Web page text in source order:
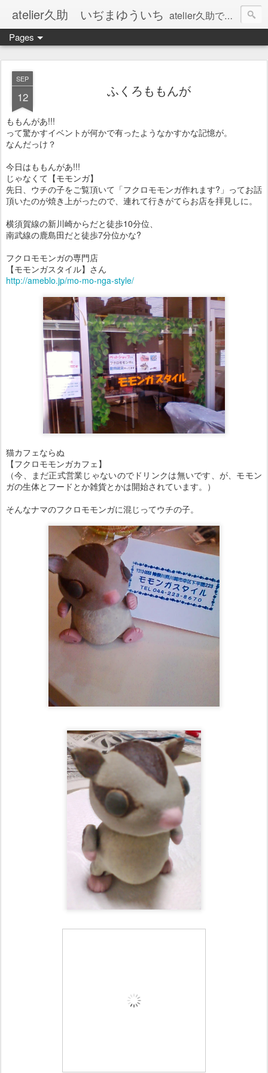
atelier久助 いぢまゆういち atelier久助では土と火から暖かなモノたちを生み出しています。 ご覧になられた方が和んで頂ければ幸いです。
Pages
SEP
12 ふくろももんが
ももんがあ!!!
って驚かすイベントが何かで有ったようなかすかな記憶が。
なんだっけ？
今日はももんがあ!!!
じゃなくて【モモンガ】
先日、ウチの子をご覧頂いて「フクロモモンガ作れます?」ってお話
頂いたのが焼き上がったので、連れて行きがてらお店を拝見しに。
横須賀線の新川崎からだと徒歩10分位、
南武線の鹿島田だと徒歩7分位かな?
フクロモモンガの専門店
【モモンガスタイル】さん
http://ameblo.jp/mo-mo-nga-style/
猫カフェならぬ
【フクロモモンガカフェ】
（今、まだ正式営業じゃないのでドリンクは無いです、が、モモン
ガの生体とフードとか雑貨とかは開始されています。）
そんなナマのフクロモモンガに混じってウチの子。